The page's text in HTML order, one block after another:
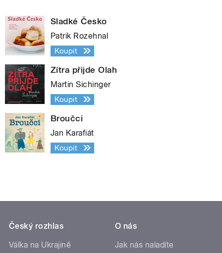
Sladké Česko
Patrik Rozehnal
Koupit
Zítra přijde Olah
Martin Sichinger
Koupit
Broučci
Jan Karafiát
Koupit
Český rozhlas
Válka na Ukrajině
O nás
Jak nás naladíte